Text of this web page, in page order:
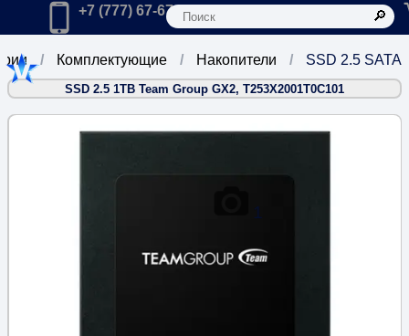
Главная
Позвонить в компанию по телефону:
+7 (777) 67-67-666
SSD 2.5 SATA
Накопители
Комплектующие
SSD 2.5 1TB Team Group GX2, T253X2001T0C101